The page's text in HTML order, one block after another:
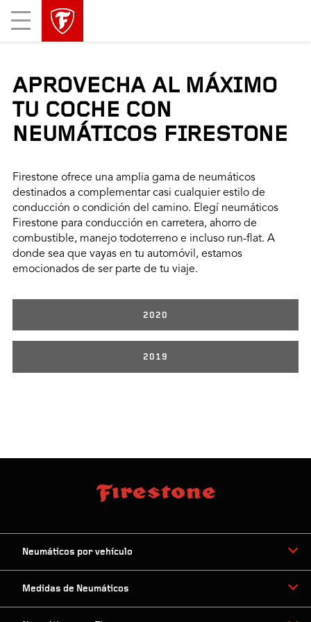
Mobile
Menu
APROVECHA AL MÁXIMO
TU COCHE CON
NEUMÁTICOS FIRESTONE
Firestone ofrece una amplia gama de neumáticos
destinados a complementar casi cualquier estilo de
conducción o condición del camino. Elegí neumáticos
Firestone para conducción en carretera, ahorro de
combustible, manejo todoterreno e incluso run-flat. A
donde sea que vayas en tu automóvil, estamos
emocionados de ser parte de tu viaje.
2020
2019
Neumáticos por vehículo
Medidas de Neumáticos